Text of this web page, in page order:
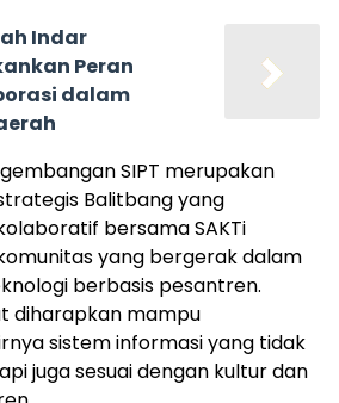
Indar
Peran
dalam
SIPT merupakan
Balitbang yang
bersama SAKTi
yang bergerak dalam
berbasis pesantren.
diharapkan mampu
sistem informasi yang tidak
juga sesuai dengan kultur dan